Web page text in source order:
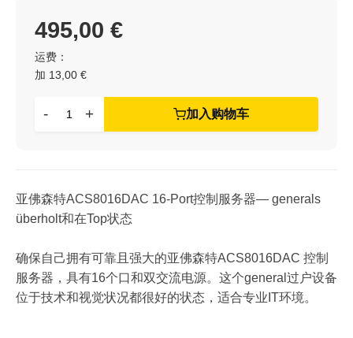
运费：
加 13,00 €
495,00 €
- + 加入购物车
亚佛森特ACS8016DAC 16-Port控制服务器— generals
überholt和在Top状态
确保自己拥有可靠且强大的亚佛森特ACS8016DAC 控制
服务器，具有16个口和双交流电源。这个general过户设备
位于技术和视觉状况都很好的状态，适合专业IT环境。